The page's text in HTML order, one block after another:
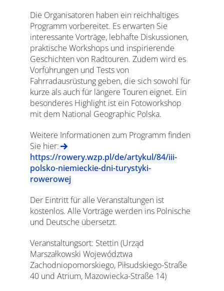
Die Organisatoren haben ein reichhaltiges
Programm vorbereitet. Es erwarten Sie
interessante Vorträge, lebhafte Diskussionen,
praktische Workshops und inspirierende
Geschichten von Radtouren. Zudem wird es
Vorführungen und Tests von
Fahrradausrüstung geben, die sich sowohl für
kurze als auch für längere Touren eignet. Ein
besonderes Highlight ist ein Fotoworkshop
mit dem National Geographic Polska.
Weitere Informationen zum Programm finden
Sie hier:
https://rowery.wzp.pl/de/artykul/84/iii-
polsko-niemieckie-dni-turystyki-
rowerowej
Der Eintritt für alle Veranstaltungen ist
kostenlos. Alle Vorträge werden ins Polnische
und Deutsche übersetzt.
Veranstaltungsort: Stettin (Urząd
Marszałkowski Województwa
Zachodniopomorskiego, Piłsudskiego-Straße
40 und Atrium, Mazowiecka-Straße 14)